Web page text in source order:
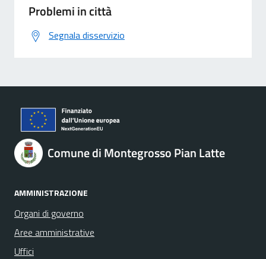
Problemi in città
Segnala disservizio
Comune di Montegrosso Pian Latte
AMMINISTRAZIONE
Organi di governo
Aree amministrative
Uffici